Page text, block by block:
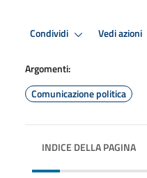
Condividi Vedi azioni
Argomenti:
Comunicazione politica
INDICE DELLA PAGINA